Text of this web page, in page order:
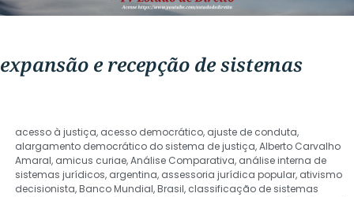
expansão e recepção de sistemas
acesso à justiça, acesso democrático, ajuste de conduta,
alargamento democrático do sistema de justiça,Alberto Carvalho
Amaral, amicus curiae,Análise Comparativa, análise interna de
sistemas jurídicos, argentina, assessoria jurídica popular, ativismo
decisionista,Banco Mundial,Brasil, classificação de sistemas